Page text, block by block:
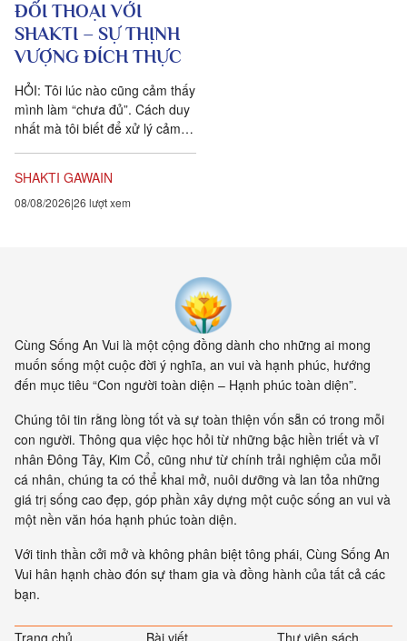
ĐỐI THOẠI VỚI
SHAKTI – SỰ THỊNH
VƯỢNG ĐÍCH THỰC
HỎI: Tôi lúc nào cũng cảm thấy
mình làm “chưa đủ”. Cách duy
nhất mà tôi biết để xử lý cảm
SHAKTI GAWAIN
08/08/2026 26 lượt xem
Cùng Sống An Vui là một cộng đồng dành cho những ai mong
muốn sống một cuộc đời ý nghĩa, an vui và hạnh phúc, hướng
đến mục tiêu “Con người toàn diện – Hạnh phúc toàn diện”.
Chúng tôi tin rằng lòng tốt và sự toàn thiện vốn sẵn có trong mỗi
con người. Thông qua việc học hỏi từ những bậc hiền triết và vĩ
nhân Đông Tây, Kim Cổ, cũng như từ chính trải nghiệm của mỗi
cá nhân, chúng ta có thể khai mở, nuôi dưỡng và lan tỏa những
giá trị sống cao đẹp, góp phần xây dựng một cuộc sống an vui và
một nền văn hóa hạnh phúc toàn diện.
Với tinh thần cởi mở và không phân biệt tông phái, Cùng Sống An
Vui hân hạnh chào đón sự tham gia và đồng hành của tất cả các
bạn.